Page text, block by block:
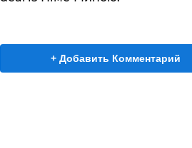
+ Добавить Комментарий